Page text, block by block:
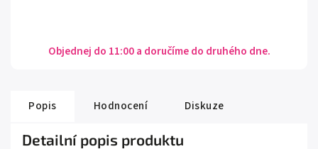
Objednej do 11:00 a doručíme do druhého dne.
Popis Hodnocení Diskuze
Detailní popis produktu